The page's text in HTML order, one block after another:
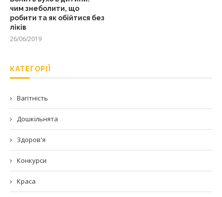
чим знеболити, що
робити та як обійтися без
ліків
26/06/2019
КАТЕГОРІЇ
Вагітність
Дошкільнята
Здоров'я
Конкурси
Краса